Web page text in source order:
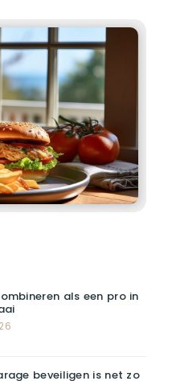
als een pro in
beveiligen is net zo